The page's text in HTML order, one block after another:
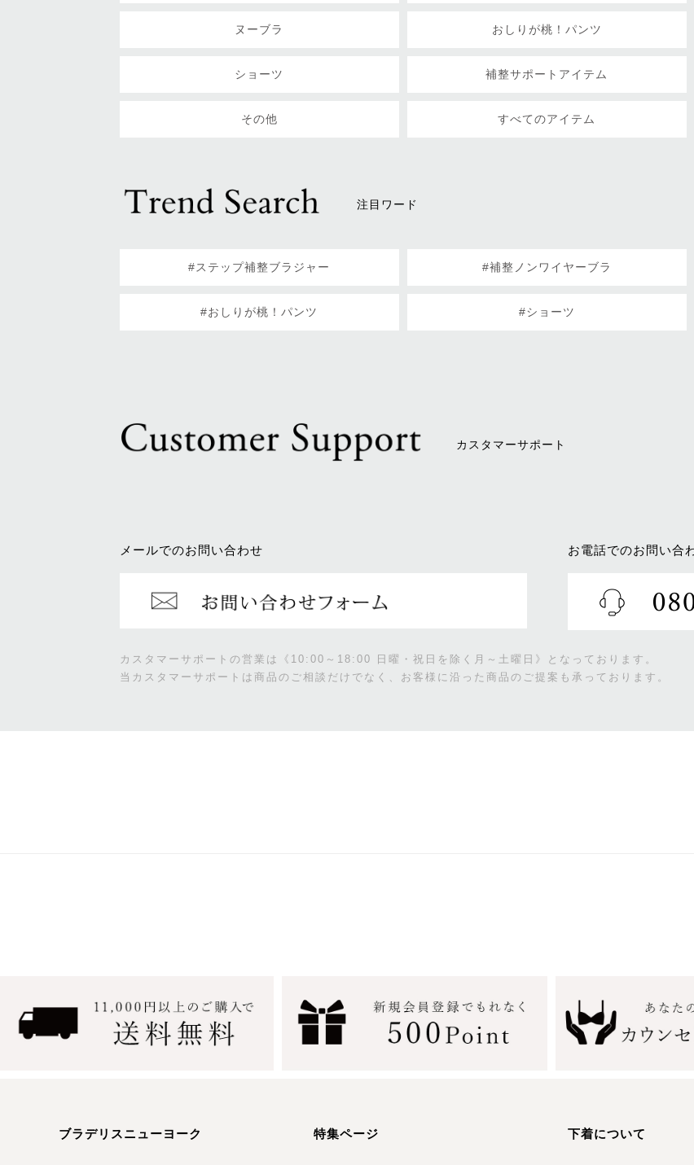
ヌーブラ おしりが桃！パンツ
ショーツ 補整サポートアイテム
その他 すべてのアイテム
注目ワード
#ステップ補整ブラジャー #補整ノンワイヤーブラ
#おしりが桃！パンツ #ショーツ
カスタマーサポート
メールでのお問い合わせ お電話でのお問い合
カスタマーサポートの営業は《10:00～18:00 日曜・祝日を除く月～土曜日》となっております。
当カスタマーサポートは商品のご相談だけでなく、お客様に沿った商品のご提案も承っております。
ブラデリスニューヨーク 特集ページ 下着について